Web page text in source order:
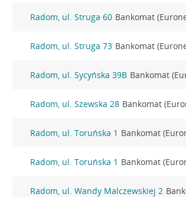
Radom, ul. Struga 60 Bankomat
Radom, ul. Struga 73 Bankomat
Radom, ul. Sycyńska 39B Bankomat
Radom, ul. Szewska 28 Bankomat
Radom, ul. Toruńska 1 Bankomat
Radom, ul. Toruńska 1 Bankomat
Radom, ul. Wandy Malczewskiej 2